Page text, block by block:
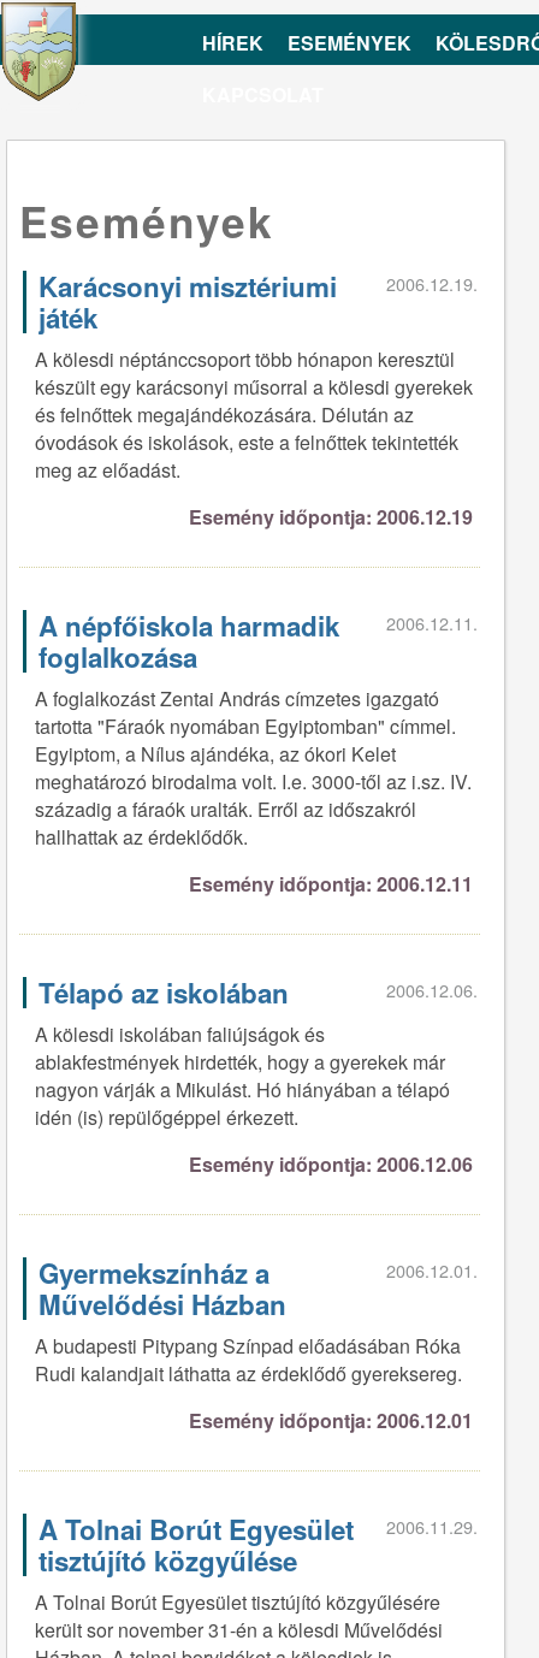
HÍREK ESEMÉNYEK
Események
Karácsonyi misztériumi
játék
2006.12.19.
A kölesdi néptánccsoport több hónapon keresztül
készült egy karácsonyi műsorral a kölesdi gyerekek
és felnőttek megajándékozására. Délután az
óvodások és iskolások, este a felnőttek tekintették
meg az előadást.
Esemény időpontja: 2006.12.19
A népfőiskola harmadik
foglalkozása
2006.12.11.
A foglalkozást Zentai András címzetes igazgató
tartotta "Fáraók nyomában Egyiptomban" címmel.
Egyiptom, a Nílus ajándéka, az ókori Kelet
meghatározó birodalma volt. I.e. 3000-től az i.sz. IV.
századig a fáraók uralták. Erről az időszakról
hallhattak az érdeklődők.
Esemény időpontja: 2006.12.11
Télapó az iskolában 2006.12.06.
A kölesdi iskolában faliújságok és
ablakfestmények hirdették, hogy a gyerekek már
nagyon várják a Mikulást. Hó hiányában a télapó
idén (is) repülőgéppel érkezett.
Esemény időpontja: 2006.12.06
Gyermekszínház a
Művelődési Házban
2006.12.01.
A budapesti Pitypang Színpad előadásában Róka
Rudi kalandjait láthatta az érdeklődő gyereksereg.
Esemény időpontja: 2006.12.01
A Tolnai Borút Egyesület
tisztújító közgyűlése
2006.11.29.
A Tolnai Borút Egyesület tisztújító közgyűlésére
került sor november 31-én a kölesdi Művelődési